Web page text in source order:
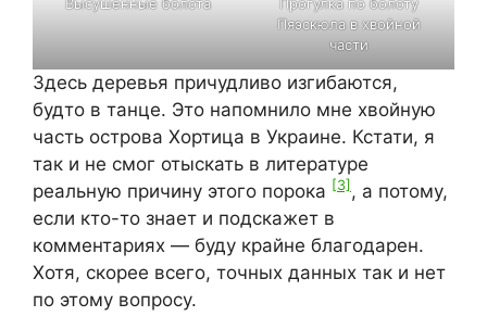
Пяэскюла в хвойной
части
Здесь деревья причудливо изгибаются,
будто в танце. Это напомнило мне хвойную
часть острова Хортица в Украине. Кстати, я
так и не смог отыскать в литературе
реальную причину этого порока [3] , а потому,
если кто-то знает и подскажет в
комментариях — буду крайне благодарен.
Хотя, скорее всего, точных данных так и нет
по этому вопросу.